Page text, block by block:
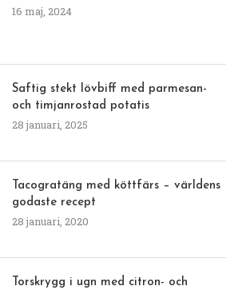
16 maj, 2024
Saftig stekt lövbiff med parmesan-
och timjanrostad potatis
28 januari, 2025
Tacogratäng med köttfärs – världens
godaste recept
28 januari, 2020
Torskrygg i ugn med citron- och